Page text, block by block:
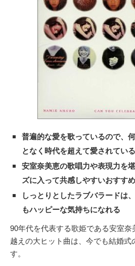
普遍的な愛を歌っているので、
となく時代を超えて愛されている
安室奈美恵の歌唱力や表現力を
ズに入って共感しやすいおすす
しっとりとしたラブバラードは
もハッピーな気持ちになれる
90年代を代表する歌姫である安室
越えの大ヒット曲は、今でも結婚式
す。